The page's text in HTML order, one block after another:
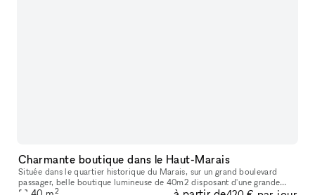
Charmante boutique dans le Haut-Marais
Située dans le quartier historique du Marais, sur un grand boulevard
passager, belle boutique lumineuse de 40m2 disposant d'une grande
vitrine. Ideal pour les pop-up stores, les lancements de produit
2